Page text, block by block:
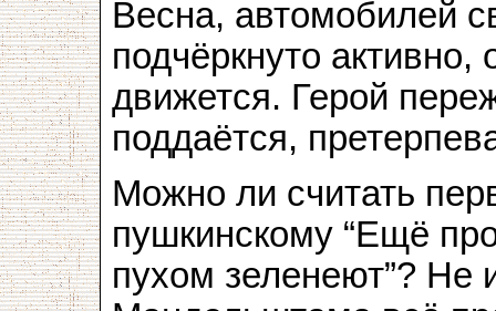
Весна, автомобилей
подчёркнуто активно,
движется. Герой
поддаётся,
Можно ли считать
пушкинскому “Ещё
пухом зеленеют”? Не